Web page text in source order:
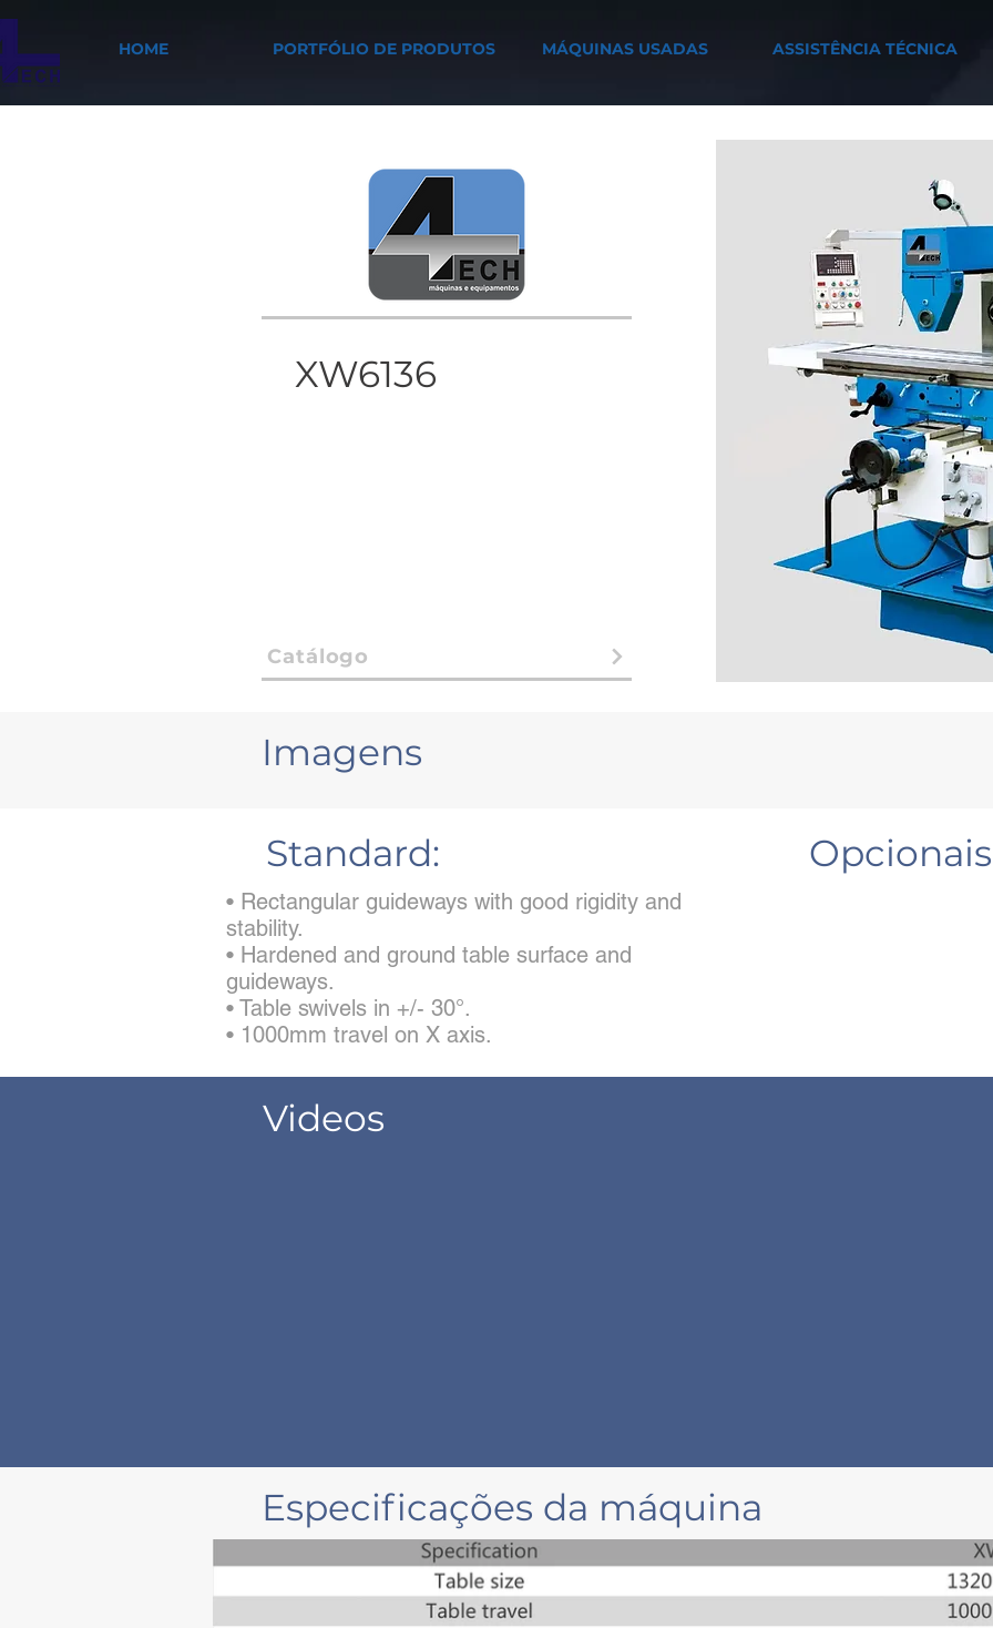
HOME PORTFÓLIO DE PRODUTOS MÁQUINAS USADAS ASSISTÊNCIA TÉCNICA
XW6136
Catálogo
Imagens
Standard:
• Rectangular guideways with good rigidity and
stability.
• Hardened and ground table surface and
guideways.
• Table swivels in +/- 30°.
• 1000mm travel on X axis.
Videos
Especificações da máquina